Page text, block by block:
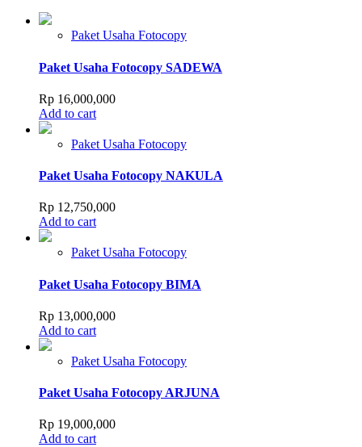
Paket Usaha Fotocopy
Paket Usaha Fotocopy SADEWA
Rp 16,000,000
Add to cart
Paket Usaha Fotocopy
Paket Usaha Fotocopy NAKULA
Rp 12,750,000
Add to cart
Paket Usaha Fotocopy
Paket Usaha Fotocopy BIMA
Rp 13,000,000
Add to cart
Paket Usaha Fotocopy
Paket Usaha Fotocopy ARJUNA
Rp 19,000,000
Add to cart